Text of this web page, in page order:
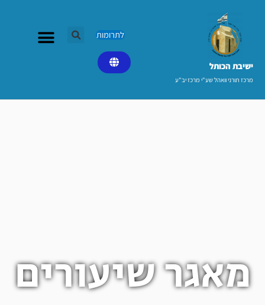
ישיבת הכותל​
מרכז תורני וואהל שע"י מרכז יב"ע
לתרומות
מאגר שיעורים